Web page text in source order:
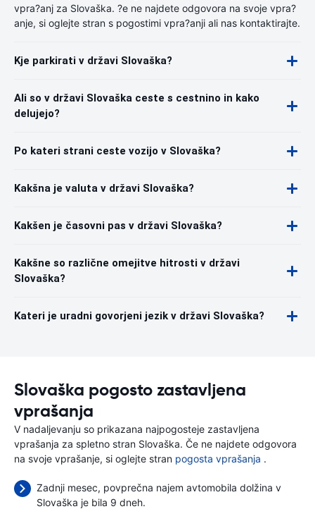
vpra?anj za Slovaška. ?e ne najdete odgovora na svoje vpra?
anje, si oglejte stran s pogostimi vpra?anji ali nas kontaktirajte.
Kje parkirati v državi Slovaška?
Ali so v državi Slovaška ceste s cestnino in kako
delujejo?
Po kateri strani ceste vozijo v Slovaška?
Kakšna je valuta v državi Slovaška?
Kakšen je časovni pas v državi Slovaška?
Kakšne so različne omejitve hitrosti v državi
Slovaška?
Kateri je uradni govorjeni jezik v državi Slovaška?
Slovaška pogosto zastavljena
vprašanja
V nadaljevanju so prikazana najpogosteje zastavljena
vprašanja za spletno stran Slovaška. Če ne najdete odgovora
na svoje vprašanje, si oglejte stran pogosta vprašanja .
Zadnji mesec, povprečna najem avtomobila dolžina v
Slovaška je bila 9 dneh.